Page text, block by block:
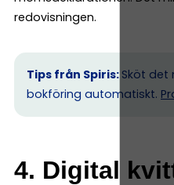
redovisningen.
Tips från Spiris: Sköt det
bokföring automatiskt.
4. Digital